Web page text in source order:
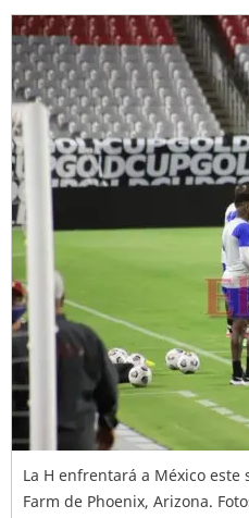
La H enfrentará a México este
Farm de Phoenix, Arizona.